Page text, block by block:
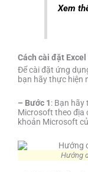
Xem
Cách cài đặt
Để cài đặt ứng
bạn hãy thực hiện
– Bước 1: Bạn
Microsoft theo địa
khoản Microsoft
Hướng